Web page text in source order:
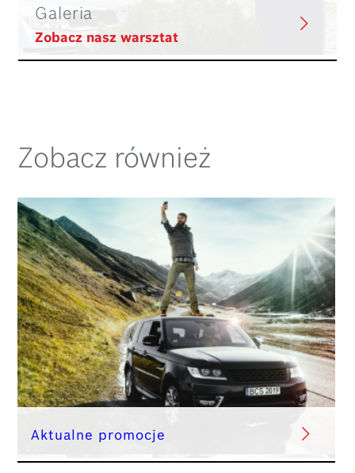
Galeria
Zobacz nasz warsztat
Zobacz również
Aktualne promocje